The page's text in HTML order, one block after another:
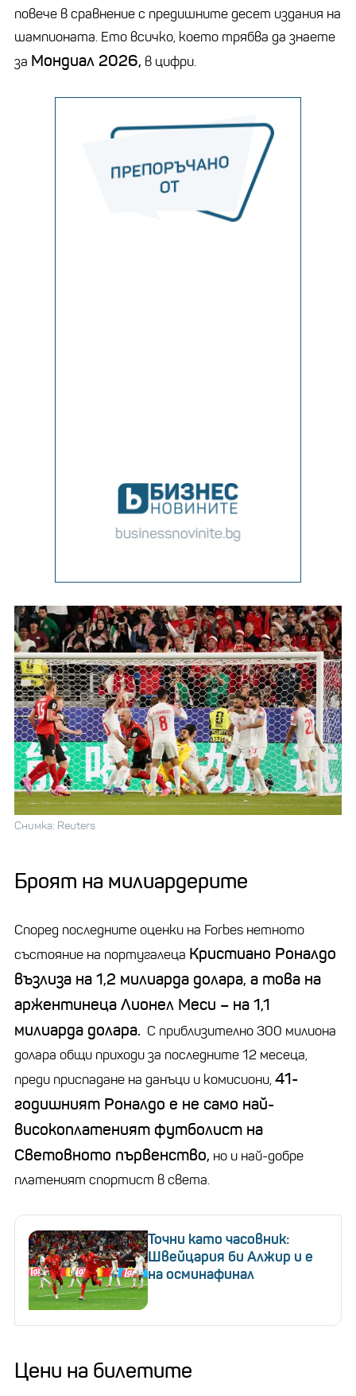
повече в сравнение с предишните десет издания на
шампионата. Ето всичко, което трябва да знаете
за Мондиал 2026, в цифри.
Снимка: Reuters
Броят на милиардерите
Според последните оценки на Forbes нетното
състояние на португалеца Кристиано Роналдо
възлиза на 1,2 милиарда долара, а това на
аржентинеца Лионел Меси – на 1,1
милиарда долара. С приблизително 300 милиона
долара общи приходи за последните 12 месеца,
преди приспадане на данъци и комисиони, 41-
годишният Роналдо е не само най-
високоплатеният футболист на
Световното първенство, но и най-добре
платеният спортист в света.
Точни като часовник:
Швейцария би Алжир и е
на осминафинал
Цени на билетите